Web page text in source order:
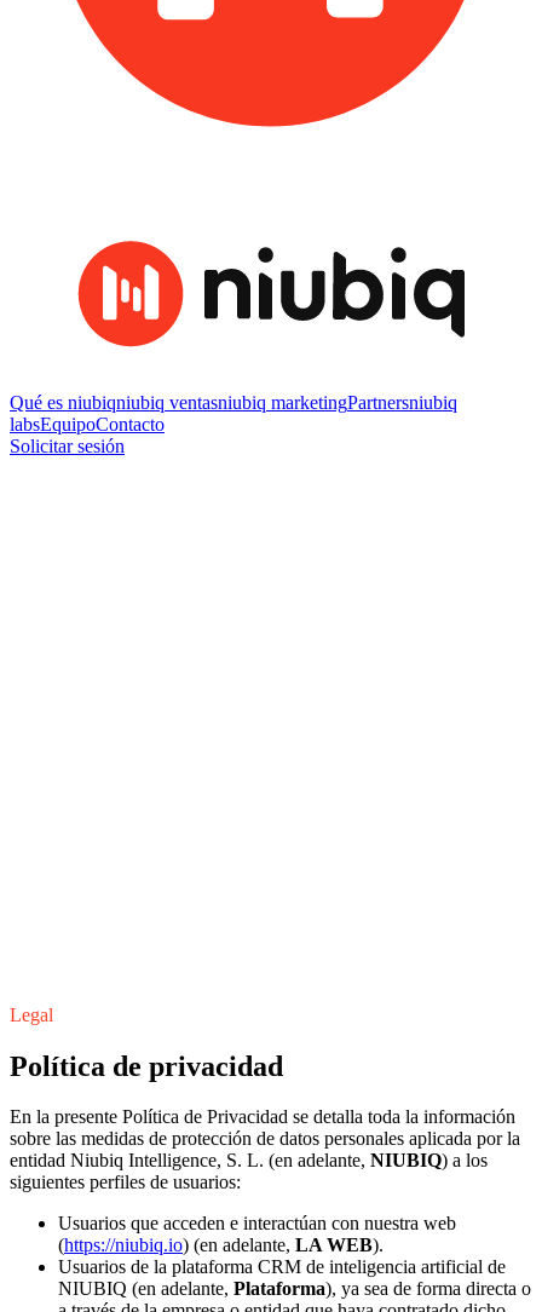
Qué es niubiqniubiq ventasniubiq marketingPartnersniubiq
labsEquipoContacto
Solicitar sesión
Legal
Política de privacidad
En la presente Política de Privacidad se detalla toda la información
sobre las medidas de protección de datos personales aplicada por la
entidad Niubiq Intelligence, S. L. (en adelante, NIUBIQ) a los
siguientes perfiles de usuarios:
Usuarios que acceden e interactúan con nuestra web
(https://niubiq.io) (en adelante, LA WEB).
Usuarios de la plataforma CRM de inteligencia artificial de
NIUBIQ (en adelante, Plataforma), ya sea de forma directa o